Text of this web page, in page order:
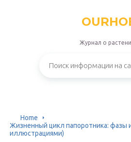
Журнал о
Home
Жизненный цикл папоротника: фазы
иллюстрациями)